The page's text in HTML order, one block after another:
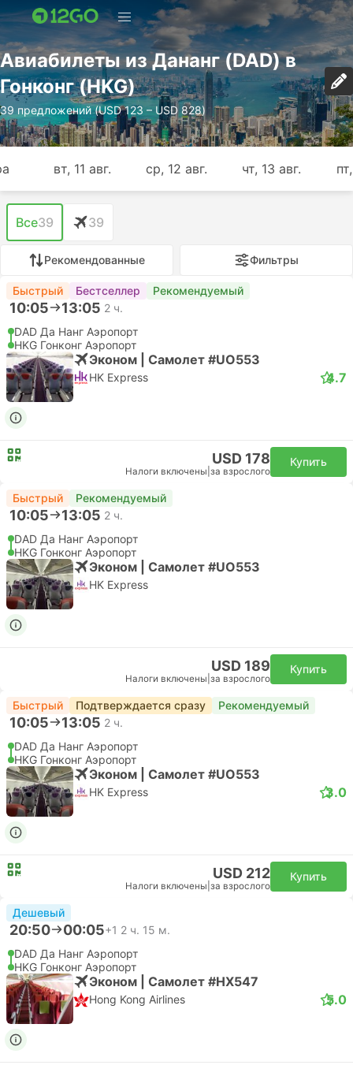
Авиабилеты из Дананг (DAD) в
Гонконг (HKG)
39 предложений (USD 123 – USD 828)
вт, 11 авг. ср, 12 авг. чт, 13 авг.
Все39 39
Рекомендованные Фильтры
Быстрый Бестселлер Рекомендуемый
10:05 13:05 2 ч.
DAD Да Нанг Аэропорт
HKG Гонконг Аэропорт
Эконом | Самолет #UO553
HK Express 4.7
USD 178
Налоги включены за взрослого
Купить
Быстрый Рекомендуемый
10:05 13:05 2 ч.
DAD Да Нанг Аэропорт
HKG Гонконг Аэропорт
Эконом | Самолет #UO553
HK Express
USD 189
Налоги включены за взрослого
Купить
Быстрый Подтверждается сразу Рекомендуемый
10:05 13:05 2 ч.
DAD Да Нанг Аэропорт
HKG Гонконг Аэропорт
Эконом | Самолет #UO553
HK Express 3.0
USD 212
Налоги включены за взрослого
Купить
Дешевый
20:50 00:05+1 2 ч. 15 м.
DAD Да Нанг Аэропорт
HKG Гонконг Аэропорт
Эконом | Самолет #HX547
Hong Kong Airlines 5.0